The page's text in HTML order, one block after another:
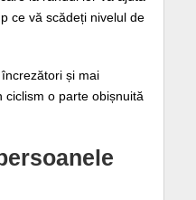
ce vă scădeți nivelul de
și mai
ciclism o parte obișnuită